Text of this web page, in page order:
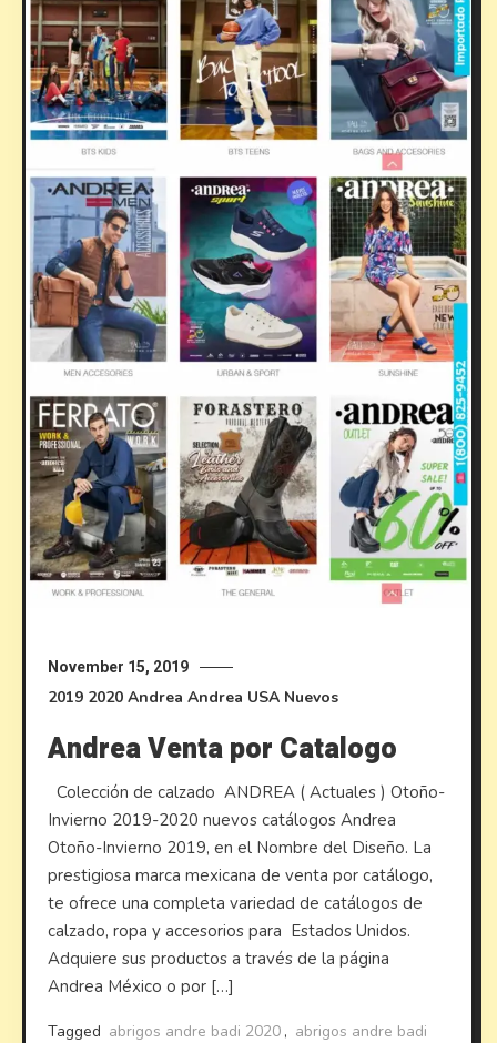
November 15, 2019
2019 2020 Andrea Andrea USA Nuevos
Andrea Venta por Catalogo
Colección de calzado ANDREA ( Actuales ) Otoño-
Invierno 2019-2020 nuevos catálogos Andrea
Otoño-Invierno 2019, en el Nombre del Diseño. La
prestigiosa marca mexicana de venta por catálogo,
te ofrece una completa variedad de catálogos de
calzado, ropa y accesorios para Estados Unidos.
Adquiere sus productos a través de la página
Andrea México o por […]
Tagged abrigos andre badi 2020 , abrigos andre badi